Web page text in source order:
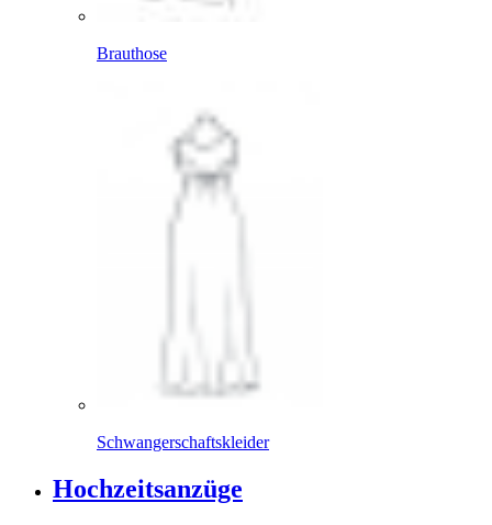
Brauthose
Schwangerschaftskleider
Hochzeitsanzüge